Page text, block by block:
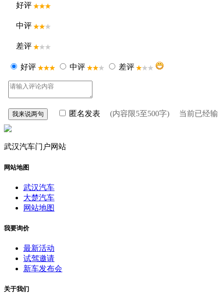
好评
中评
差评
好评 中评 差评
匿名发表 (内容限5至500字) 当前已经
武汉汽车门户网站
网站地图
武汉汽车
大楚汽车
网站地图
我要询价
最新活动
试驾邀请
新车发布会
关于我们